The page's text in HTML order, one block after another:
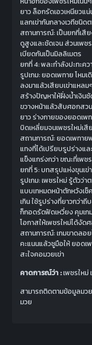
ยาว ล็อกรัดเอวเหนียวแ
แลกเข่ากันกลางเวทีชนิ
สถานการณ์: เป็นยกที่เสี
ดูสูงและชัดเจน ส่วนเพ
เบียดกันเป็นมิลลิเมตร
ยกที่ 4: พละกำลังปะทะค
รูปเกม: ยอดเพทาย โหม
ลงมาแล้วเสียบเข่าแหลม
สร้างปัญหาให้ฝั่งน้ำเงิน
ขวางหน้าแล้วสับศอกสว
ยาว ร่างกายของยอดเพ
บิดเหลี่ยมจนเพชรใหม่เ
สถานการณ์: ยอดเพทาย
แทงที่ได้เปรียบรูปร่างแ
แข็งแกร่งกว่า ขณะที่เพช
ยกที่ 5: บทสรุปแห่งขุนเข่า
รูปเกม: เพชรใหม่ รู้ตัว
แบบเทหมดหน้าตักหวังเ
เกิน ใช้รูปร่างที่ยาวกว่า
ก็กอดรัดฟัดเหวี่ยง คุมเก
โอกาสให้เพชรใหม่ได้งัด
สถานการณ์: เกมขาดลอ
คะแนนแล้วชูมือให้ ยอดเ
สะใจคอมวยเข่า
คาดการณ์ว่า :เพชรใหม่
สามารถติดตามข้อมูลมว
มวย